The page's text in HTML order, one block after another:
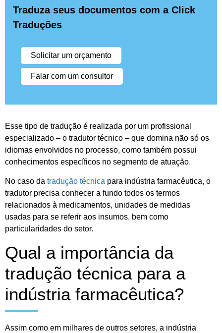
Traduza seus documentos com a Click
Traduções
Solicitar um orçamento
Falar com um consultor
Esse tipo de tradução é realizada por um profissional
especializado – o tradutor técnico – que domina não só os
idiomas envolvidos no processo, como também possui
conhecimentos específicos no segmento de atuação.
No caso da tradução técnica para indústria farmacêutica, o
tradutor precisa conhecer a fundo todos os termos
relacionados à medicamentos, unidades de medidas
usadas para se referir aos insumos, bem como
particularidades do setor.
Qual a importância da
tradução técnica para a
indústria farmacêutica?
Assim como em milhares de outros setores, a indústria